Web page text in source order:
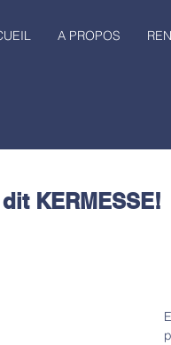
A PROPOS
KERMESSE!